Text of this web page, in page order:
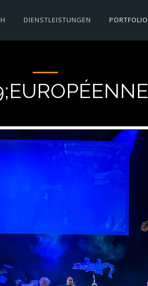
DIENSTLEISTUNGEN PORTFOLIO